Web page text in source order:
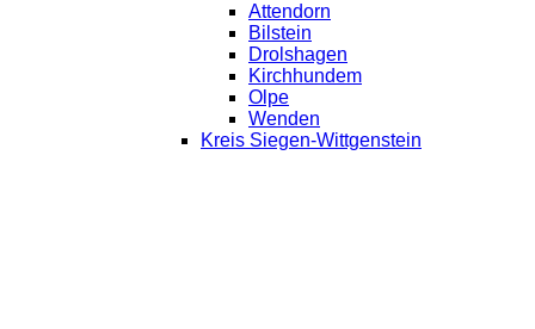
Attendorn
Bilstein
Drolshagen
Kirchhundem
Olpe
Wenden
Kreis Siegen-Wittgenstein